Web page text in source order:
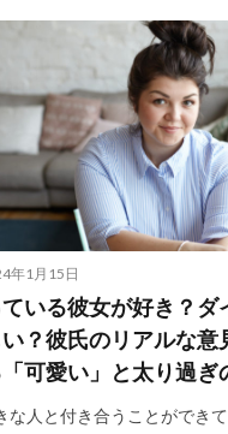
年1月15日
いる彼女が好き？ダ
？彼氏のリアルな意
可愛い」と太り過ぎ
な人と付き合うことができ